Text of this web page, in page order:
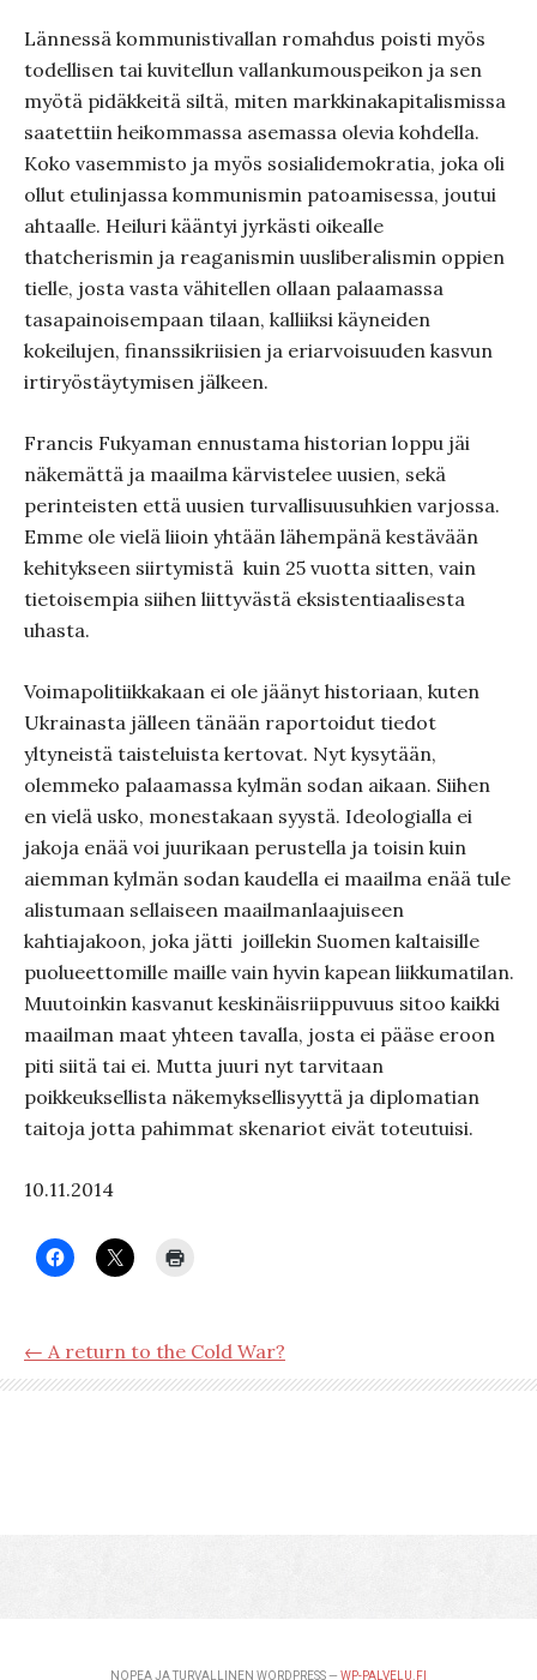
Lännessä kommunistivallan romahdus poisti myös
todellisen tai kuvitellun vallankumouspeikon ja sen
myötä pidäkkeitä siltä, miten markkinakapitalismissa
saatettiin heikommassa asemassa olevia kohdella.
Koko vasemmisto ja myös sosialidemokratia, joka oli
ollut etulinjassa kommunismin patoamisessa, joutui
ahtaalle. Heiluri kääntyi jyrkästi oikealle
thatcherismin ja reaganismin uusliberalismin oppien
tielle, josta vasta vähitellen ollaan palaamassa
tasapainoisempaan tilaan, kalliiksi käyneiden
kokeilujen, finanssikriisien ja eriarvoisuuden kasvun
irtiryöstäytymisen jälkeen.
Francis Fukyaman ennustama historian loppu jäi
näkemättä ja maailma kärvistelee uusien, sekä
perinteisten että uusien turvallisuusuhkien varjossa.
Emme ole vielä liioin yhtään lähempänä kestävään
kehitykseen siirtymistä kuin 25 vuotta sitten, vain
tietoisempia siihen liittyvästä eksistentiaalisesta
uhasta.
Voimapolitiikkakaan ei ole jäänyt historiaan, kuten
Ukrainasta jälleen tänään raportoidut tiedot
yltyneistä taisteluista kertovat. Nyt kysytään,
olemmeko palaamassa kylmän sodan aikaan. Siihen
en vielä usko, monestakaan syystä. Ideologialla ei
jakoja enää voi juurikaan perustella ja toisin kuin
aiemman kylmän sodan kaudella ei maailma enää tule
alistumaan sellaiseen maailmanlaajuiseen
kahtiajakoon, joka jätti joillekin Suomen kaltaisille
puolueettomille maille vain hyvin kapean liikkumatilan.
Muutoinkin kasvanut keskinäisriippuvuus sitoo kaikki
maailman maat yhteen tavalla, josta ei pääse eroon
piti siitä tai ei. Mutta juuri nyt tarvitaan
poikkeuksellista näkemyksellisyyttä ja diplomatian
taitoja jotta pahimmat skenariot eivät toteutuisi.
10.11.2014
← A return to the Cold War?
NOPEA JA TURVALLINEN WORDPRESS — WP-PALVELU.FI